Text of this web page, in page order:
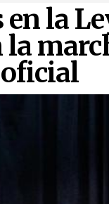
en la